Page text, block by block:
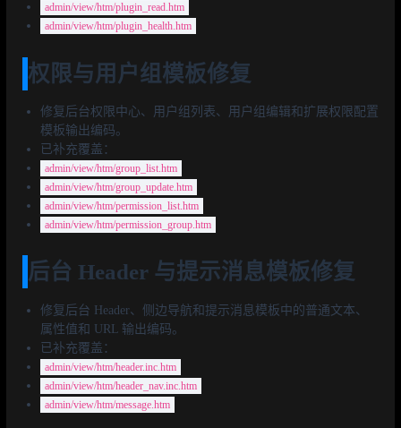
admin/view/htm/plugin_read.htm
admin/view/htm/plugin_health.htm
权限与用户组模板修复
修复后台权限中心、用户组列表、用户组编辑和扩展权限配置
模板输出编码。
已补充覆盖：
admin/view/htm/group_list.htm
admin/view/htm/group_update.htm
admin/view/htm/permission_list.htm
admin/view/htm/permission_group.htm
后台 Header 与提示消息模板修复
修复后台 Header、侧边导航和提示消息模板中的普通文本、
属性值和 URL 输出编码。
已补充覆盖：
admin/view/htm/header.inc.htm
admin/view/htm/header_nav.inc.htm
admin/view/htm/message.htm